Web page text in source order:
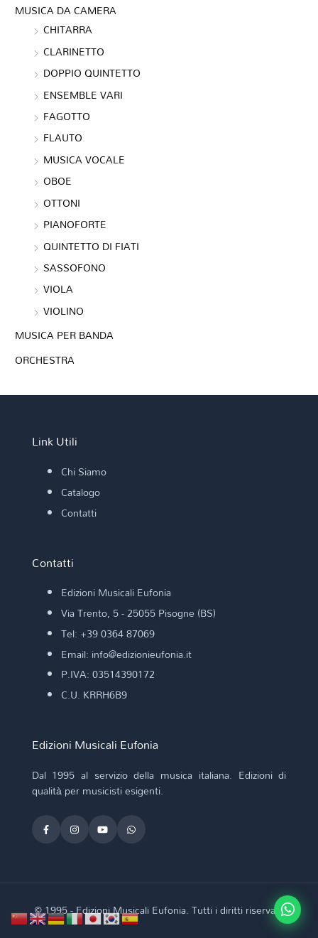
MUSICA DA CAMERA
CHITARRA
CLARINETTO
DOPPIO QUINTETTO
ENSEMBLE VARI
FAGOTTO
FLAUTO
MUSICA VOCALE
OBOE
OTTONI
PIANOFORTE
QUINTETTO DI FIATI
SASSOFONO
VIOLA
VIOLINO
MUSICA PER BANDA
ORCHESTRA
Link Utili
Chi Siamo
Catalogo
Contatti
Contatti
Edizioni Musicali Eufonia
Via Trento, 5 - 25055 Pisogne (BS)
Tel: +39 0364 87069
Email: info@edizionieufonia.it
P.IVA: 03514390172
C.U. KRRH6B9
Edizioni Musicali Eufonia
Dal 1995 al servizio della musica italiana. Edizioni di
qualità per musicisti esigenti.
© 1995 - Edizioni Musicali Eufonia. Tutti i diritti riservati.